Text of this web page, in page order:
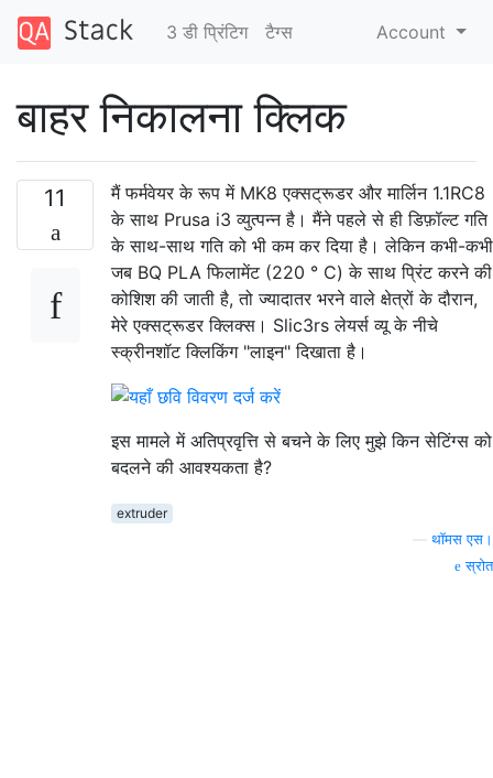
3 डी प्रिंटिग टैग्‍स Account
बाहर निकालना क्लिक
11
मैं फर्मवेयर के रूप में MK8 एक्सट्रूडर और मार्लिन 1.1RC8
के साथ Prusa i3 व्युत्पन्न है। मैंने पहले से ही डिफ़ॉल्ट गति
के साथ-साथ गति को भी कम कर दिया है। लेकिन कभी-कभी
जब BQ PLA फिलामेंट (220 ° C) के साथ प्रिंट करने की
कोशिश की जाती है, तो ज्यादातर भरने वाले क्षेत्रों के दौरान,
मेरे एक्सट्रूडर क्लिक्स। Slic3rs लेयर्स व्यू के नीचे
स्क्रीनशॉट क्लिकिंग "लाइन" दिखाता है।
इस मामले में अतिप्रवृत्ति से बचने के लिए मुझे किन सेटिंग्स को
बदलने की आवश्यकता है?
extruder
थॉमस एस।
स्रोत